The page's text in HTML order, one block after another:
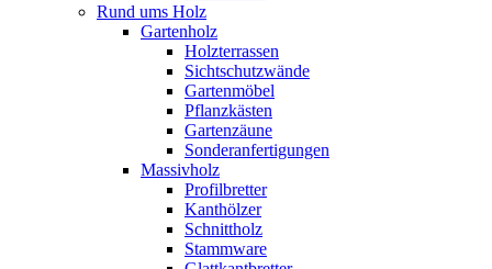
Rund ums Holz
Gartenholz
Holzterrassen
Sichtschutzwände
Gartenmöbel
Pflanzkästen
Gartenzäune
Sonderanfertigungen
Massivholz
Profilbretter
Kanthölzer
Schnittholz
Stammware